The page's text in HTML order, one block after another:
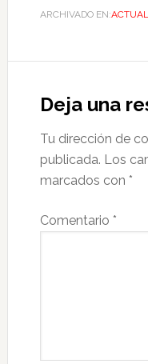
ARCHIVADO EN:ACTUAL
Deja una
Tu dirección de
publicada. Los
marcados con *
Comentario *